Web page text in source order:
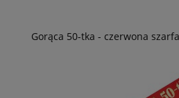
Gorąca 50-tka - czerwona